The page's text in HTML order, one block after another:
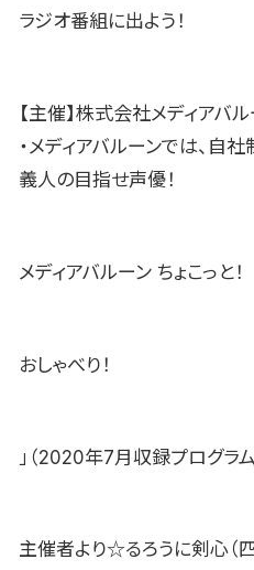
ラジオ番組に出よう！
【主催】株式会社メディアバ
・メディアバルーンでは、自
義人の目指せ声優！
メディアバルーン ちょこっと！
おしゃべり！
」（2020年7月収録プログラ
主催者より☆るろうに剣心（